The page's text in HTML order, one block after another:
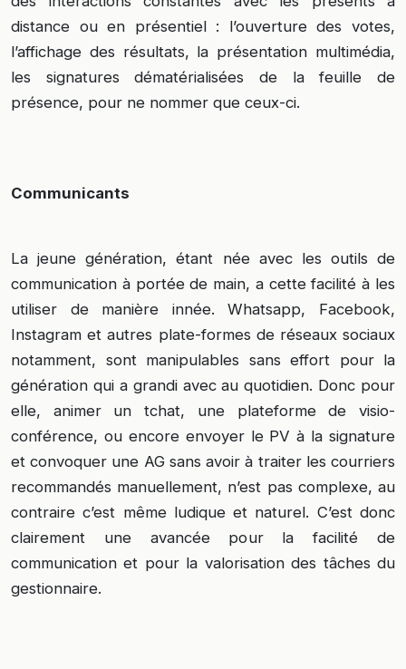
distance ou en présentiel : l’ouverture des votes,
l’affichage des résultats, la présentation multimédia,
les signatures dématérialisées de la feuille de
présence, pour ne nommer que ceux-ci.
Communicants
La jeune génération, étant née avec les outils de
communication à portée de main, a cette facilité à les
utiliser de manière innée. Whatsapp, Facebook,
Instagram et autres plate-formes de réseaux sociaux
notamment, sont manipulables sans effort pour la
génération qui a grandi avec au quotidien. Donc pour
elle, animer un tchat, une plateforme de visio-
conférence, ou encore envoyer le PV à la signature
et convoquer une AG sans avoir à traiter les courriers
recommandés manuellement, n’est pas complexe, au
contraire c’est même ludique et naturel. C’est donc
clairement une avancée pour la facilité de
communication et pour la valorisation des tâches du
gestionnaire.